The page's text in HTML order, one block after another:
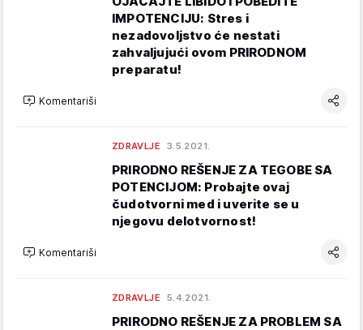
IMPOTENCIJU: Stres i
nezadovoljstvo će nestati
zahvaljujući ovom PRIRODNOM
preparatu!
Komentariši
ZDRAVLJE 3.5.2021.
PRIRODNO REŠENJE ZA TEGOBE SA
POTENCIJOM: Probajte ovaj
čudotvorni med i uverite se u
njegovu delotvornost!
Komentariši
ZDRAVLJE 5.4.2021.
PRIRODNO REŠENJE ZA PROBLEM SA